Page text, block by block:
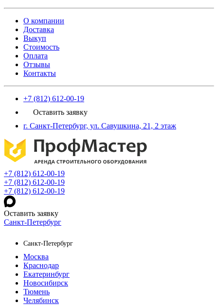
О компании
Доставка
Выкуп
Стоимость
Оплата
Отзывы
Контакты
+7 (812) 612-00-19
Оставить заявку
г. Санкт-Петербург, ул. Савушкина, 21, 2 этаж
+7 (812) 612-00-19
+7 (812) 612-00-19
+7 (812) 612-00-19
Оставить заявку
Санкт-Петербург
Санкт-Петербург
Москва
Краснодар
Екатеринбург
Новосибирск
Тюмень
Челябинск